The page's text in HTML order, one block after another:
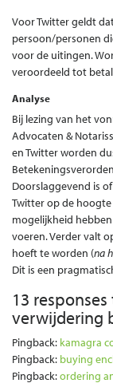
Voor Twitter geldt
persoon/personen
voor de uitingen.
veroordeeld tot
Analyse
Bij lezing van het
Advocaten &
en Twitter worden
Doorslaggevend is
Twitter op de
mogelijkheid
voeren. Verder valt
hoeft te worden (na
Dit is een
13 responses
verwijdering
Pingback: kamagra
Pingback: buying
Pingback:ordering